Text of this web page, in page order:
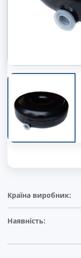
Країна виробник:
Наявність: